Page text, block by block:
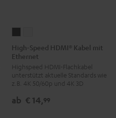
Speed
HDMI®
Kabel
mit
Schwarz
Speed
HDMI®
Kabel
mit
Weiß
High-Speed HDMI® Kabel mit
Ethernet
Highspeed HDMI-Flachkabel
unterstützt aktuelle Standards wie
z.B. 4K 50/60p und 4K 3D
ab € 14,99